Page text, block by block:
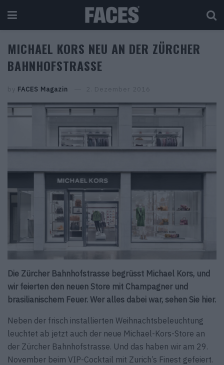
MICHAEL KORS NEU AN DER ZÜRCHER
BAHNHOFSTRASSE
by FACES Magazin 2. Dezember 2016
Die Zürcher Bahnhofstrasse begrüsst Michael Kors, und
wir feierten den neuen Store mit Champagner und
brasilianischem Feuer. Wer alles dabei war, sehen Sie hier.
Neben der frisch installierten Weihnachtsbeleuchtung
leuchtet ab jetzt auch der neue Michael-Kors-Store an
der Zürcher Bahnhofstrasse. Und das haben wir am 29.
November beim VIP-Cocktail mit Zurich’s Finest gefeiert.